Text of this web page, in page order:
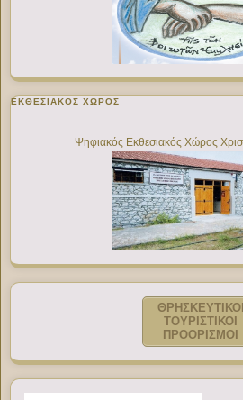
ΕΚΘΕΣΙΑΚΌΣ ΧΏΡΟΣ
Ψηφιακός Εκθεσιακός Χώρος
ΘΡΗΣΚΕΥΤΙΚΟΙ
ΤΟΥΡΙΣΤΙΚΟΙ
ΠΡΟΟΡΙΣΜΟΙ